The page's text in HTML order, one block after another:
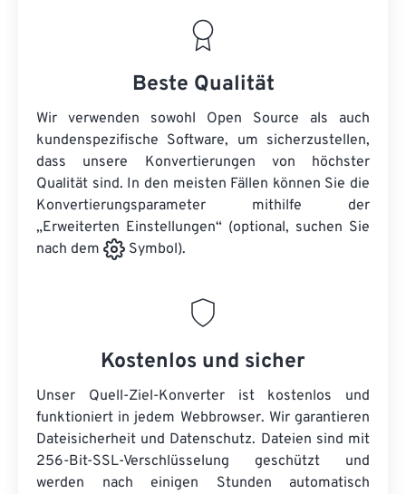
Beste Qualität
Wir verwenden sowohl Open Source als auch
kundenspezifische Software, um sicherzustellen,
dass unsere Konvertierungen von höchster
Qualität sind. In den meisten Fällen können Sie die
Konvertierungsparameter mithilfe der
„Erweiterten Einstellungen“ (optional, suchen Sie
nach dem
Symbol).
Kostenlos und sicher
Unser Quell-Ziel-Konverter ist kostenlos und
funktioniert in jedem Webbrowser. Wir garantieren
Dateisicherheit und Datenschutz. Dateien sind mit
256-Bit-SSL-Verschlüsselung geschützt und
werden nach einigen Stunden automatisch